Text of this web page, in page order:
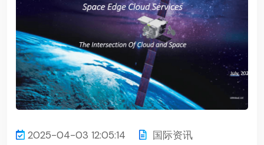
2025-04-03 12:05:14
国际资讯